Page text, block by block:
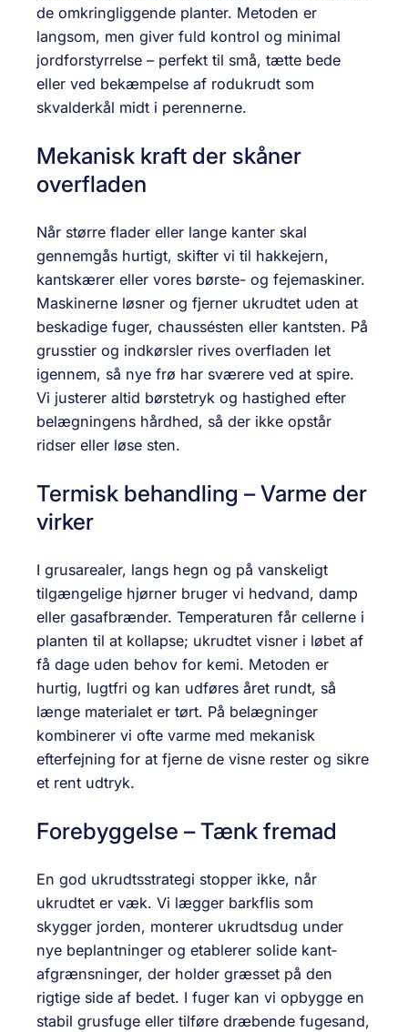
de omkring­liggende planter. Metoden er
langsom, men giver fuld kontrol og minimal
jordforstyrrelse – perfekt til små, tætte bede
eller ved bekæmpelse af rodukrudt som
skvalderkål midt i perennerne.
Mekanisk kraft der skåner
overfladen
Når større flader eller lange kanter skal
gennemgås hurtigt, skifter vi til hakkejern,
kantskærer eller vores børste- og fejemaskiner.
Maskinerne løsner og fjerner ukrudtet uden at
beskadige fuger, chaussésten eller kant­sten. På
grus­stier og indkørsler rives overfladen let
igennem, så nye frø har sværere ved at spire.
Vi justerer altid børstetryk og hastighed efter
belægningens hårdhed, så der ikke opstår
ridser eller løse sten.
Termisk behandling – Varme der
virker
I grusarealer, langs hegn og på vanskeligt
tilgængelige hjørner bruger vi hedvand, damp
eller gas­afbrænder. Temperaturen får cellerne i
planten til at kollapse; ukrudtet visner i løbet af
få dage uden behov for kemi. Metoden er
hurtig, lugtfri og kan udføres året rundt, så
længe materialet er tørt. På belægninger
kombinerer vi ofte varme med mekanisk
efterfejning for at fjerne de visne rester og sikre
et rent udtryk.
Forebyggelse – Tænk fremad
En god ukrudtsstrategi stopper ikke, når
ukrudtet er væk. Vi lægger barkflis som
skygger jorden, monterer ukrudtsdug under
nye beplantninger og etablerer solide kant­
afgrænsninger, der holder græsset på den
rigtige side af bedet. I fuger kan vi opbygge en
stabil grus­fuge eller tilføre dræbende fugesand,